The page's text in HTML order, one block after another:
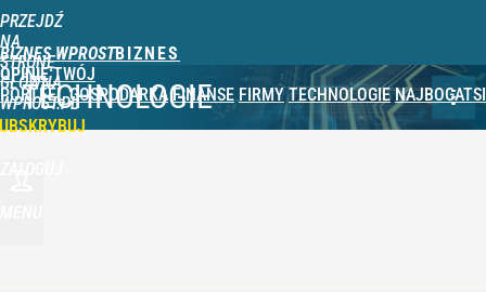
PRZEJDŹ
NA
STRONĘ
GŁÓWNĄ
WPROST.PL
BIZNES WPROST
OPINIE TWÓJ
PORTFEL GOSPODARKA FINANSE FIRMY TECHNOLOGIE NAJBOGATSI
TECHNOLOGIE